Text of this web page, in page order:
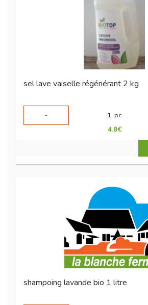
sel lave vaiselle régénérant 2 kg
-
1 pc
4.8€
shampoing lavande bio 1 litre